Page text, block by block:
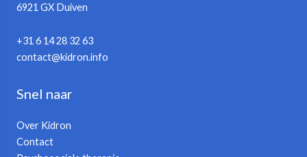
6921 GX Duiven
+31 6 14 28 32 63
contact@kidron.info
Snel naar
Over Kidron
Contact